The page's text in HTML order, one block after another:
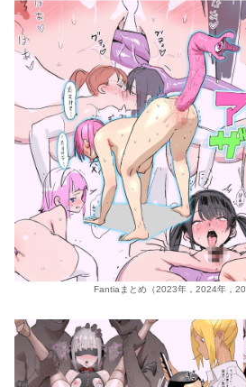
Fantiaまとめ（2023年，2024年，